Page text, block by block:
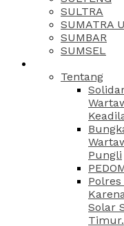
SULTRA
SUMATRA
SUMBAR
SUMSEL
Tentang
Pungli
Solar
Timur.